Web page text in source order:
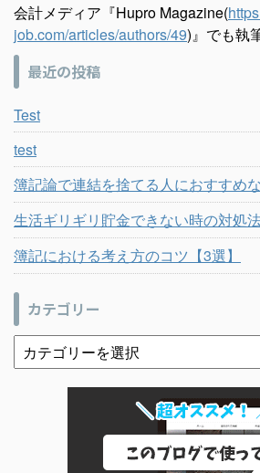
会計メディア『Hupro Magazine(
job.com/articles/authors/49)』でも執
最近の投稿
Test
test
簿記論で連結を捨てる人におすすめ
生活ギリギリ貯金できない時の対処法
簿記における考え方のコツ【3選】
カテゴリー